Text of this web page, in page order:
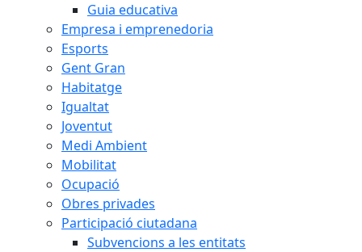
Guia educativa
Empresa i emprenedoria
Esports
Gent Gran
Habitatge
Igualtat
Joventut
Medi Ambient
Mobilitat
Ocupació
Obres privades
Participació ciutadana
Subvencions a les entitats